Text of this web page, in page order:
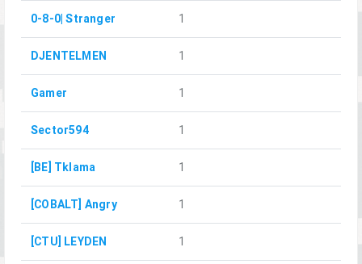
0-8-0| Stranger 1
DJENTELMEN 1
Gamer 1
Sector594 1
[BE] Tklama 1
[COBALT] Angry 1
[CTU] LEYDEN 1